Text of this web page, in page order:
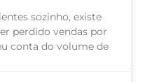
sozinho, existe
perdido vendas por
conta do volume de